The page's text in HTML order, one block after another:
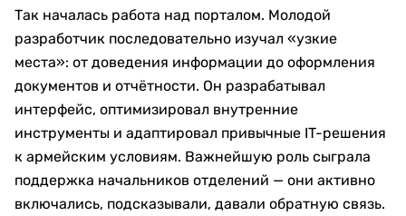
Так началась работа над порталом. Молодой
разработчик последовательно изучал «узкие
места»: от доведения информации до оформления
документов и отчётности. Он разрабатывал
интерфейс, оптимизировал внутренние
инструменты и адаптировал привычные IT-решения
к армейским условиям. Важнейшую роль сыграла
поддержка начальников отделений — они активно
включались, подсказывали, давали обратную связь.